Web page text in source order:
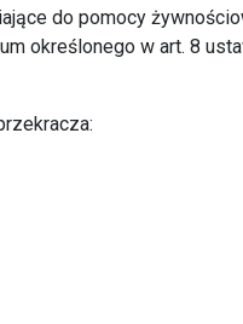
do pomocy
określonego w art. 8